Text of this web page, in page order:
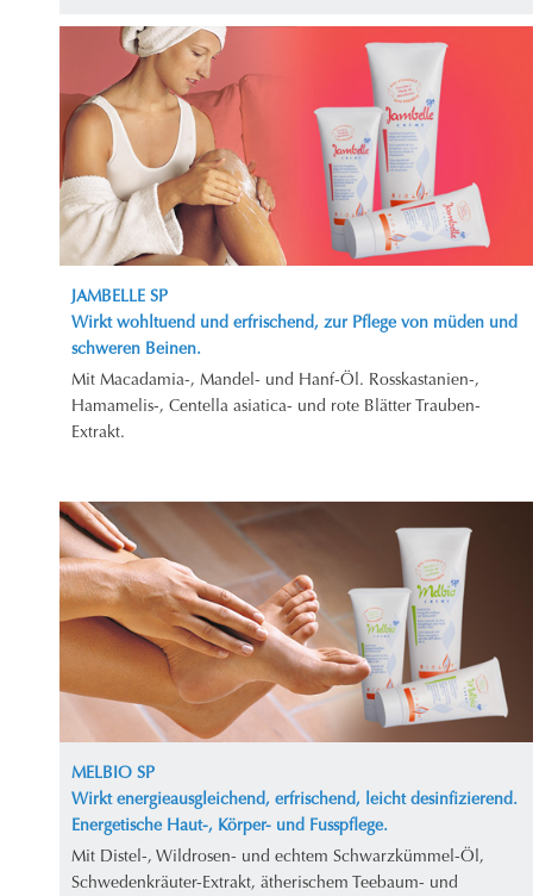
JAMBELLE SP
Wirkt wohltuend und erfrischend, zur Pflege von müden und
schweren Beinen.
Mit Macadamia-, Mandel- und Hanf-Öl. Rosskastanien-,
Hamamelis-, Centella asiatica- und rote Blätter Trauben-
Extrakt.
MELBIO SP
Wirkt energieausgleichend, erfrischend, leicht desinfizierend.
Energetische Haut-, Körper- und Fusspflege.
Mit Distel-, Wildrosen- und echtem Schwarzkümmel-Öl,
Schwedenkräuter-Extrakt, ätherischem Teebaum- und